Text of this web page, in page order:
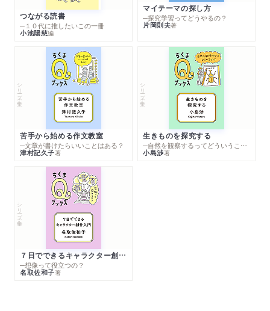
つながる読書
─１０代に推したいこの一冊
小池陽慈編
マイテーマの探し方
─探究学習ってどうやるの？
片岡則夫著
シリーズ・全集
苦手から始める作文教室
─文章が書けたらいいことはある？
津村記久子著
シリーズ・全集
生きものを探究する
─自然を観察するってどういうこと？
小島渉著
シリーズ・全集
７日でできるキャラクター創作入門
─想像って役立つの？
名取佐和子著